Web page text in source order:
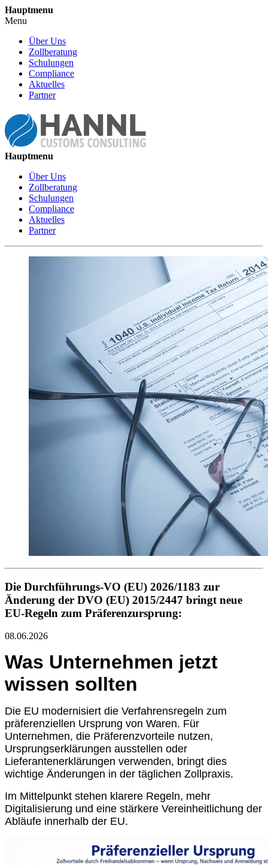
Hauptmenu
Menu
Über Uns
Zollberatung
Schulungen
Compliance
Aktuelles
Partner
Hauptmenu
Über Uns
Zollberatung
Schulungen
Compliance
Aktuelles
Partner
Die Durchführungs-VO (EU) 2026/1183 zur
Änderung der DVO (EU) 2015/2447 bringt neue
EU-Regeln zum Präferenzursprung:
08.06.2026
Was Unternehmen jetzt
wissen sollten
Die EU modernisiert die Verfahrensregeln zum
präferenziellen Ursprung von Waren. Für
Unternehmen, die Präferenzvorteile nutzen,
Ursprungserklärungen ausstellen oder
Lieferantenerklärungen verwenden, bringt dies
wichtige Änderungen in der täglichen Zollpraxis.
Im Mittelpunkt stehen klarere Regeln, mehr
Digitalisierung und eine stärkere Vereinheitlichung der
Abläufe innerhalb der EU.